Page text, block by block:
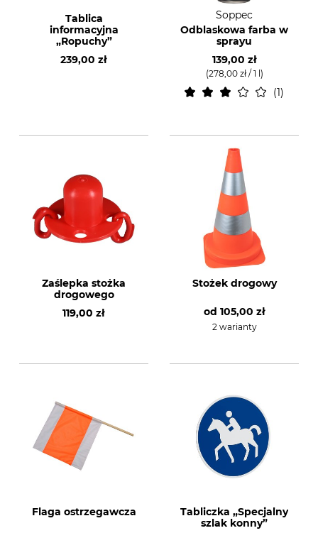
Tablica
informacyjna
„Ropuchy”
239,00 zł
Soppec
Odblaskowa farba w
sprayu
139,00 zł
(278,00 zł / 1 l)
1
Zaślepka stożka
drogowego
119,00 zł
Stożek drogowy
od 105,00 zł
2 warianty
Flaga ostrzegawcza
Tabliczka „Specjalny
szlak konny”